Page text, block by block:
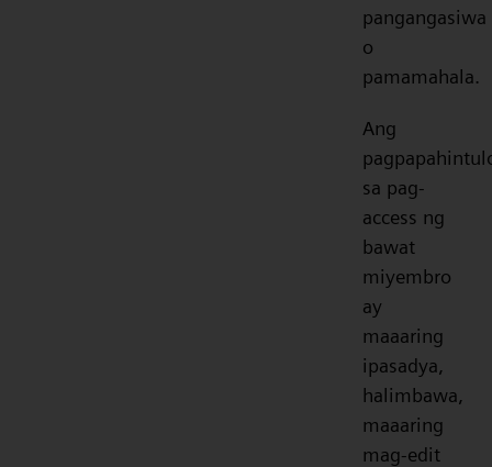
pangangasiwa
o
pamamahala.
Ang
sa pag-
access ng
bawat
miyembro
ay
maaaring
ipasadya,
halimbawa,
maaaring
mag-edit